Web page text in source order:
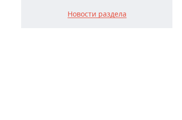
Новости раздела